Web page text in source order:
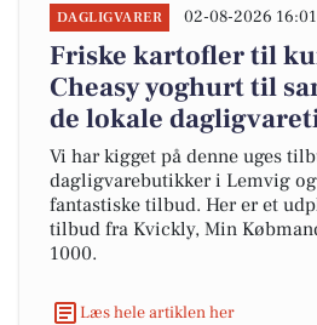
DAGLIGVARER 02-08-2026 16:01
Friske kartofler til
Cheasy yoghurt til
de lokale
Vi har kigget på denne uges
dagligvarebutikker i Lemvig
fantastiske tilbud. Her er et
tilbud fra Kvickly, Min
1000.
Læs hele artiklen her